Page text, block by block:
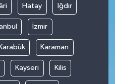
Hatay Iğdır
İzmir
Karabük Karaman
Kayseri Kilis